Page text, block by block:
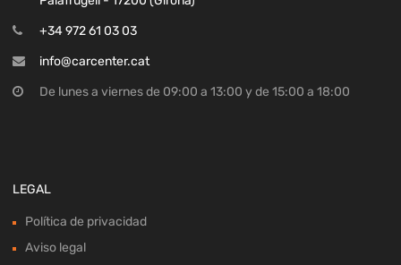
+34 972 61 03 03
info@carcenter.cat
De lunes a viernes de 09:00 a 13:00 y de 15:00 a 18:00
LEGAL
Política de privacidad
Aviso legal